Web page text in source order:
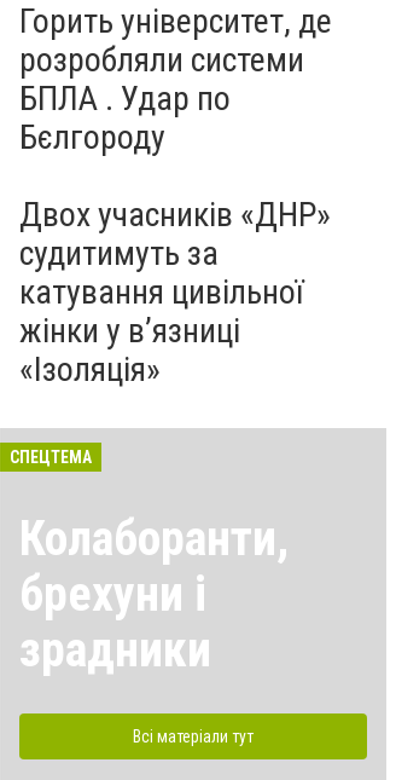
Горить університет, де
розробляли системи
БПЛА . Удар по
Бєлгороду
Двох учасників «ДНР»
судитимуть за
катування цивільної
жінки у в’язниці
«Ізоляція»
СПЕЦТЕМА
Колаборанти,
брехуни і
зрадники
Всі матеріали тут